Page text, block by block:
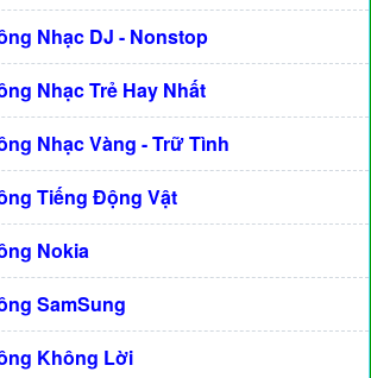
Nhạc DJ - Nonstop
Nhạc Trẻ Hay Nhất
Nhạc Vàng - Trữ Tình
Tiếng Động Vật
Nokia
SamSung
Không Lời